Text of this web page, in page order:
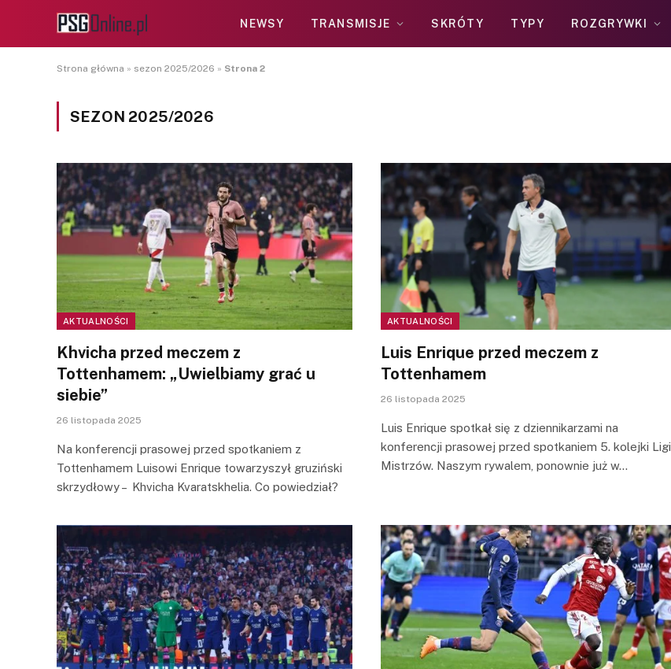
NEWSY TRANSMISJE SKRÓTY TYPY ROZGRYWKI
Strona główna » sezon 2025/2026 » Strona 2
SEZON 2025/2026
AKTUALNOŚCI
Khvicha przed meczem z
Tottenhamem: „Uwielbiamy grać u
siebie”
26 listopada 2025
Na konferencji prasowej przed spotkaniem z
Tottenhamem Luisowi Enrique towarzyszył gruziński
skrzydłowy – Khvicha Kvaratskhelia. Co powiedział?
AKTUALNOŚCI
Luis Enrique przed meczem z
Tottenhamem
26 listopada 2025
Luis Enrique spotkał się z dziennikarzami na
konferencji prasowej przed spotkaniem 5. kolejki Ligi
Mistrzów. Naszym rywalem, ponownie już w…